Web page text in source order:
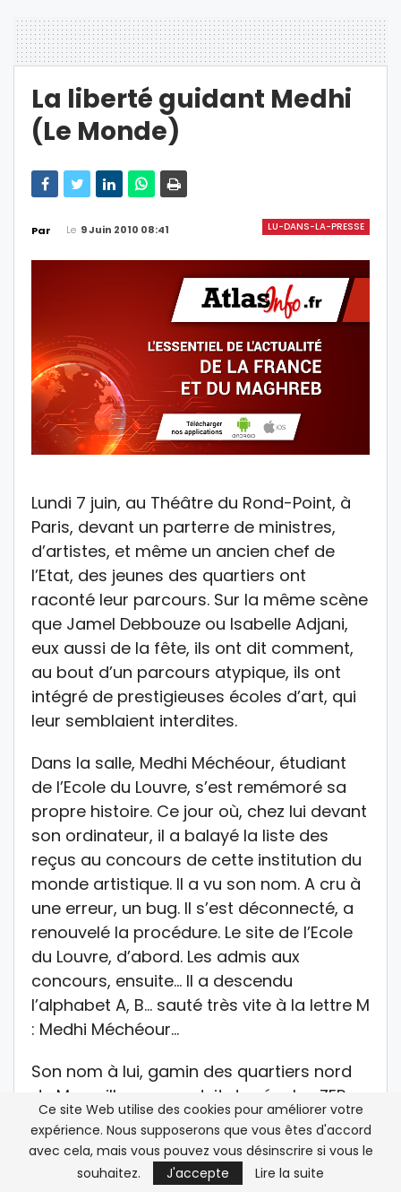
La liberté guidant Medhi
(Le Monde)
LU-DANS-LA-PRESSE
Par Le 9 Juin 2010 08:41
Lundi 7 juin, au Théâtre du Rond-Point, à
Paris, devant un parterre de ministres,
d’artistes, et même un ancien chef de
l’Etat, des jeunes des quartiers ont
raconté leur parcours. Sur la même scène
que Jamel Debbouze ou Isabelle Adjani,
eux aussi de la fête, ils ont dit comment,
au bout d’un parcours atypique, ils ont
intégré de prestigieuses écoles d’art, qui
leur semblaient interdites.
Dans la salle, Medhi Méchéour, étudiant
de l’Ecole du Louvre, s’est remémoré sa
propre histoire. Ce jour où, chez lui devant
son ordinateur, il a balayé la liste des
reçus au concours de cette institution du
monde artistique. Il a vu son nom. A cru à
une erreur, un bug. Il s’est déconnecté, a
renouvelé la procédure. Le site de l’Ecole
du Louvre, d’abord. Les admis aux
concours, ensuite… Il a descendu
l’alphabet A, B… sauté très vite à la lettre M
: Medhi Méchéour…
Son nom à lui, gamin des quartiers nord
de Marseille, pur produit des écoles ZEP
(zone d’éducation prioritaire), était bien
là. Lui, le fils d’un père illettré reparti en
Algérie et d’une auxiliaire de vie en charge
Ce site Web utilise des cookies pour améliorer votre
expérience. Nous supposerons que vous êtes d'accord
avec cela, mais vous pouvez vous désinscrire si vous le
souhaitez.
J'accepte Lire la suite